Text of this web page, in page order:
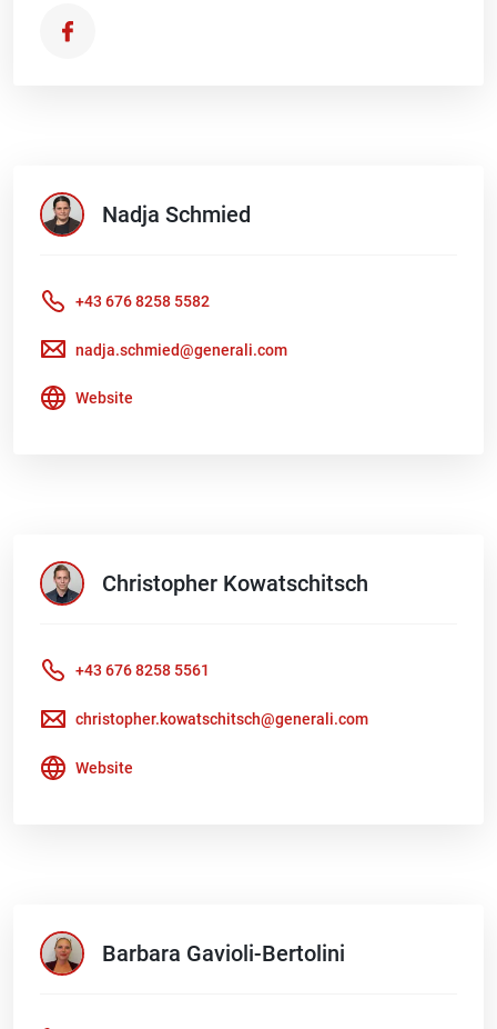
Nadja Schmied
+43 676 8258 5582
nadja.schmied@generali.com
Website
Christopher Kowatschitsch
+43 676 8258 5561
christopher.kowatschitsch@generali.com
Website
Barbara Gavioli-Bertolini